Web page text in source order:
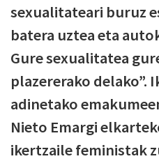
sexualitateari buruz
batera uztea eta
Gure sexualitatea
plazererako delako”.
adinetako
Nieto Emargi
ikertzaile feministak